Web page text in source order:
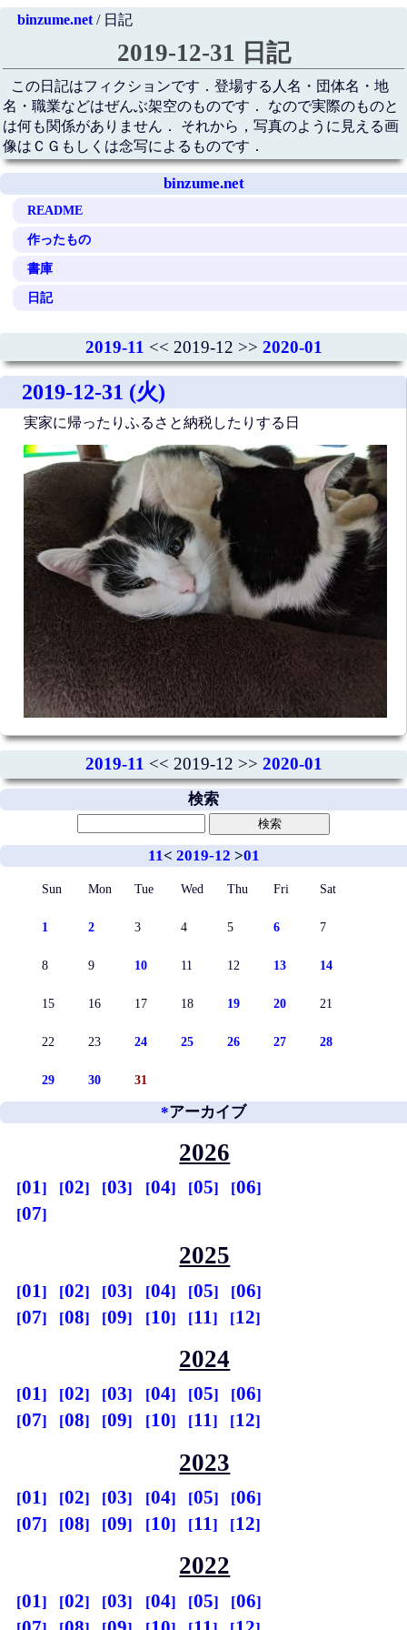
binzume.net/ 日記
2019-12-31 日記
この日記はフィクションです．登場する人名・団体名・地
名・職業などはぜんぶ架空のものです． なので実際のものと
は何も関係がありません． それから，写真のように見える画
像はＣＧもしくは念写によるものです．
binzume.net
README
作ったもの
書庫
日記
2019-11 << 2019-12 >> 2020-01
2019-12-31 (火)
実家に帰ったりふるさと納税したりする日
2019-11 << 2019-12 >> 2020-01
検索
11< 2019-12 >01
Sun Mon Tue Wed Thu Fri Sat
1 2 3 4 5 6 7
8 9 10 11 12 13 14
15 16 17 18 19 20 21
22 23 24 25 26 27 28
29 30 31
*アーカイブ
2026
01 02 03 04 05
06
07
2025
01 02 03 04 05
06
07
08 09 10 11 12
2024
01 02 03 04 05
06
07
08 09 10 11 12
2023
01 02 03 04 05
06
07
08 09 10 11 12
2022
01 02 03 04 05
06